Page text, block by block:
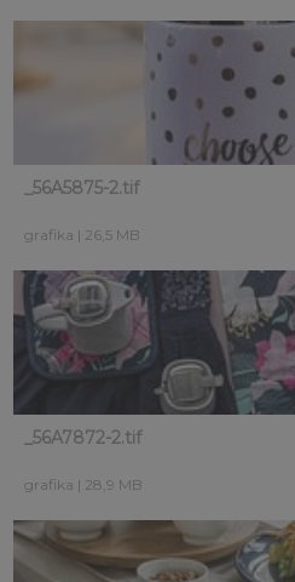
_56A5875-2.tif
grafika | 26,5 MB
_56A7872-2.tif
grafika | 28,9 MB